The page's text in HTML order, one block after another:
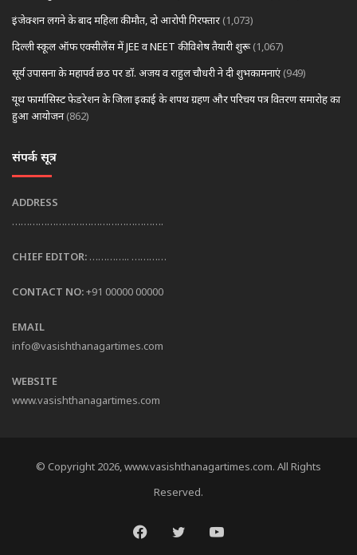
इंजेक्शन लगने के बाद महिला की मौत, दो आरोपी गिरफ्तार (1,073)
दिल्ली स्कूल ऑफ एक्सीलेंस में JEE व NEET की विशेष तैयारी शुरू (1,067)
सूर्य उपासना के महापर्व छठ पर डॉ. अजय व राहुल चौधरी ने दी शुभकामनाएं (949)
यूथ फार्मासिस्ट फेडरेशन के जिला इकाई के शपथ ग्रहण और परिचय पत्र वितरण समारोह का
हुआ आयोजन (862)
संपर्क सूत्र
ADDRESS
…………………………………………….
CHIEF EDITOR: ………….. …………
CONTACT NO:+91 00000 00000
EMAIL
info@vasishthanagartimes.com
WEBSITE
www.vasishthanagartimes.com
© Copyright 2026, www.vasishthanagartimes.com. All Rights
Reserved.
Facebook
TwitterYouTube